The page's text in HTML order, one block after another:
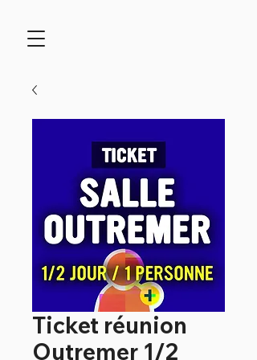
Ticket réunion
Outremer 1/2